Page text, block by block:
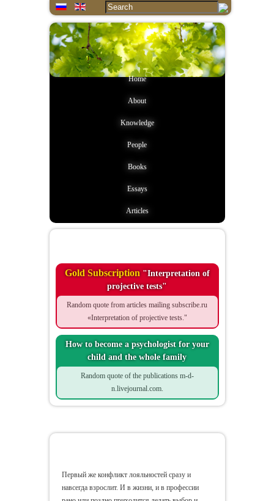
Home
About
Knowledge
People
Books
Essays
Articles
Gold Subscription"Interpretation of
projective tests"
Random quote from articles mailing subscribe.ru
«Interpretation of projective tests."
How to become a psychologist for your
child and the whole family
Random quote of the publications m-d-
n.livejournal.com.
Первый же конфликт лояльностей сразу и
навсегда взрослит. И в жизни, и в профессии